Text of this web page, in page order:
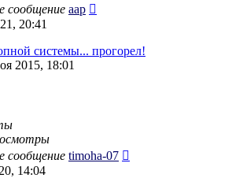
сообщение aap
20:41
системы... прогорел!
2015, 18:01
сообщение timoha-07
14:04